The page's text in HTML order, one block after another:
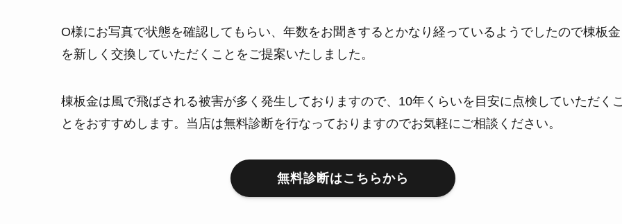
O様にお写真で状態を確認してもらい、年数をお聞きするとかなり経っているようでしたので棟板金
を新しく交換していただくことをご提案いたしました。
棟板金は風で飛ばされる被害が多く発生しておりますので、10年くらいを目安に点検していただく
とをおすすめします。当店は無料診断を行なっておりますのでお気軽にご相談ください。
無料診断はこちらから